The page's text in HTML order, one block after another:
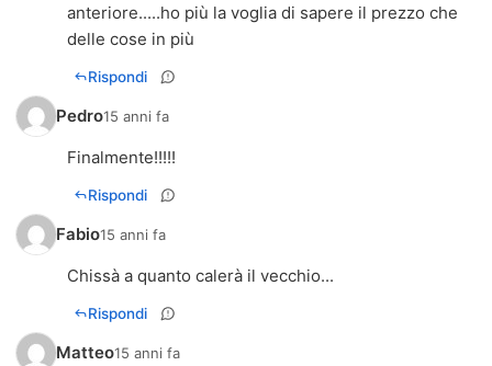
anteriore.....ho più la voglia di sapere il prezzo che
delle cose in più
Rispondi
Pedro15 anni fa
Finalmente!!!!!
Rispondi
Fabio15 anni fa
Chissà a quanto calerà il vecchio...
Rispondi
Matteo15 anni fa